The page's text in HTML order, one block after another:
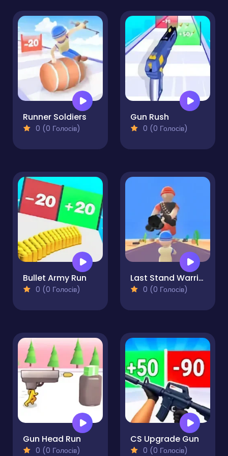
Runner Soldiers
0 (0 Голосів)
Gun Rush
0 (0 Голосів)
Bullet Army Run
0 (0 Голосів)
Last Stand Warrior
0 (0 Голосів)
Gun Head Run
0 (0 Голосів)
CS Upgrade Gun
0 (0 Голосів)